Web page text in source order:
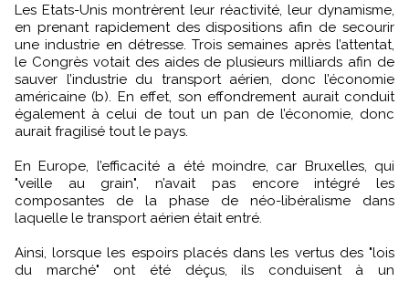
Les Etats-Unis montrèrent leur réactivité, leur dynamisme,
en prenant rapidement des dispositions afin de secourir
une industrie en détresse. Trois semaines après l’attentat,
le Congrès votait des aides de plusieurs milliards afin de
sauver l’industrie du transport aérien, donc l’économie
américaine (b). En effet, son effondrement aurait conduit
également à celui de tout un pan de l’économie, donc
aurait fragilisé tout le pays.
En Europe, l’efficacité a été moindre, car Bruxelles, qui
"veille au grain", n’avait pas encore intégré les
composantes de la phase de néo-libéralisme dans
laquelle le transport aérien était entré.
Ainsi, lorsque les espoirs placés dans les vertus des "lois
du marché" ont été déçus, ils conduisent à un